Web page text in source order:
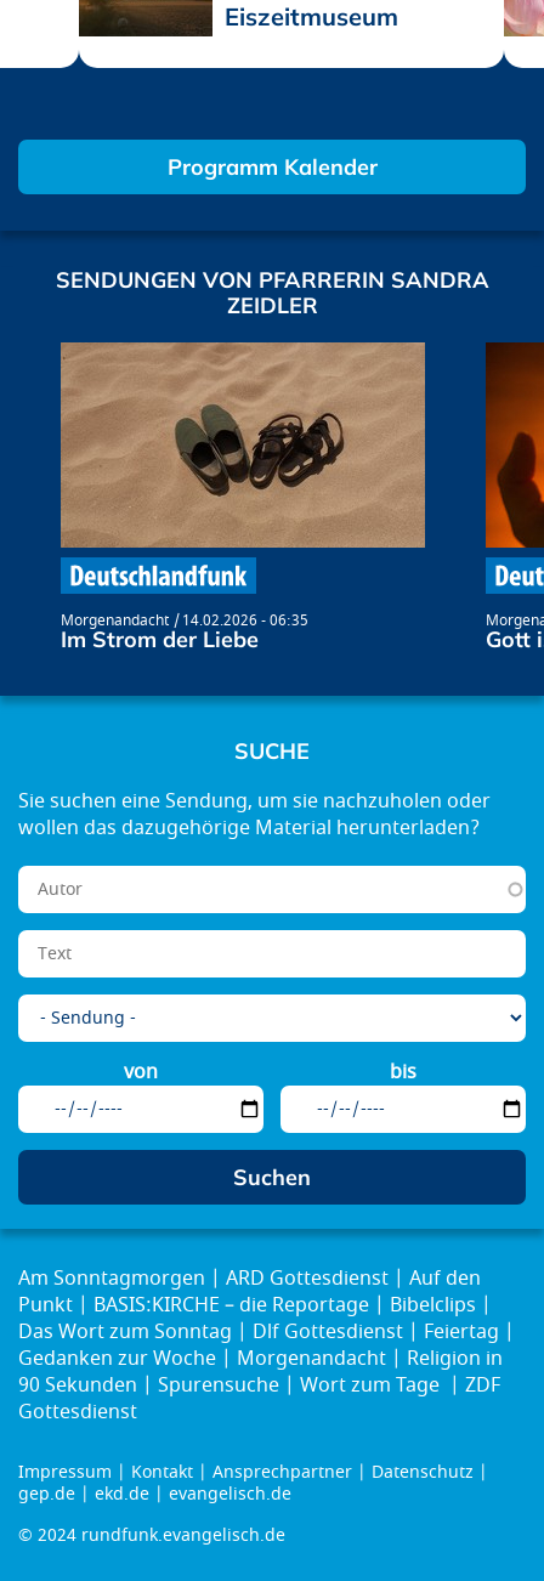
Eiszeitmuseum
Programm Kalender
SENDUNGEN VON PFARRERIN SANDRA
ZEIDLER
Morgenandacht 14.02.2026 - 06:35
Im Strom der Liebe Gott
SUCHE
von bis
Am Sonntagmorgen ARD Gottesdienst
Auf den
Punkt
BASIS:KIRCHE – die Reportage
Bibelclips
Das Wort zum Sonntag
Dlf Gottesdienst
Feiertag
Gedanken zur Woche
Morgenandacht
Religion in
90 Sekunden
Spurensuche Wort zum Tage
ZDF
Gottesdienst
Footer
menu
Impressum Kontakt Ansprechpartner
Datenschutz
gep.de
ekd.de
evangelisch.de
© 2024 rundfunk.evangelisch.de